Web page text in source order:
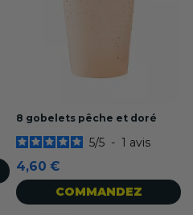
8 gobelets pêche et doré
5/5 - 1 avis
4,60 €
COMMANDEZ